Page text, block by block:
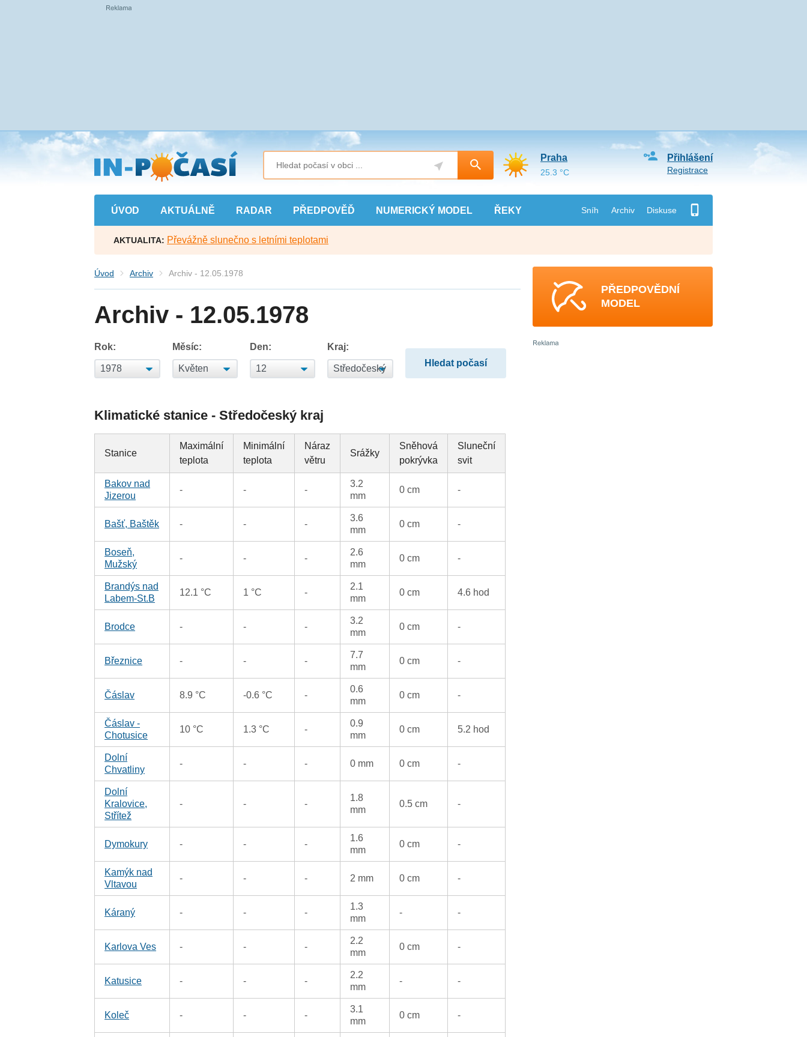
Přejít
na
hlavní
obsah
ÚVOD AKTUÁLNĚ RADAR PŘEDPOVĚĎ NUMERICKÝ MODEL ŘEKY Sníh Archiv Diskuse
Přihlášení
Registrace
Praha
25.3 °C
AKTUALITA: Převážně slunečno s letními teplotami
Úvod Archiv Archiv - 12.05.1978
Archiv - 12.05.1978
Rok: Měsíc: Den: Kraj:
Klimatické stanice - Středočeský kraj
Stanice
Maximální
teplota
Minimální
teplota
Náraz
větru
Srážky
Sněhová
pokrývka
Sluneční
svit
Bakov nad
Jizerou
- - -
3.2
mm
0 cm -
Bašť, Baštěk - - -
3.6
mm
0 cm -
Boseň,
Mužský
- - -
2.6
mm
0 cm -
Brandýs nad
Labem-St.B
12.1 °C 1 °C -
2.1
mm
0 cm 4.6 hod
Brodce - - -
3.2
mm
0 cm -
Březnice - - -
7.7
mm
0 cm -
Čáslav 8.9 °C -0.6 °C -
0.6
mm
0 cm -
Čáslav -
Chotusice
10 °C 1.3 °C -
0.9
mm
0 cm 5.2 hod
Dolní
Chvatliny
- - - 0 mm 0 cm -
Dolní
Kralovice,
Střítež
- - -
1.8
mm
0.5 cm -
Dymokury - - -
1.6
mm
0 cm -
Kamýk nad
Vltavou
- - - 2 mm 0 cm -
Káraný - - -
1.3
mm
- -
Karlova Ves - - -
2.2
mm
0 cm -
Katusice - - -
2.2
mm
- -
Koleč - - -
3.1
mm
0 cm -
PŘEDPOVĚDNÍ
MODEL